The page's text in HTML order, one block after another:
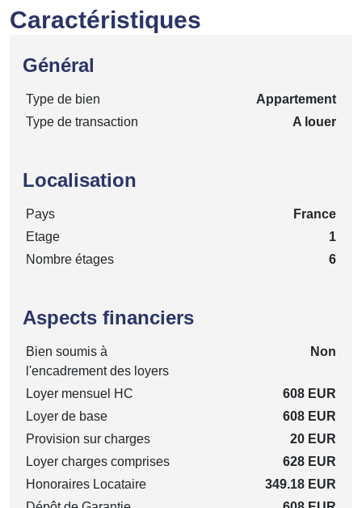
Caractéristiques
Général
Type de bien
Appartement
Type de transaction
A louer
Localisation
Pays
France
Etage
1
Nombre étages
6
Aspects financiers
Bien soumis à
l'encadrement des loyers
Non
Loyer mensuel HC
608 EUR
Loyer de base
608 EUR
Provision sur charges
20 EUR
Loyer charges comprises
628 EUR
Honoraires Locataire
349.18 EUR